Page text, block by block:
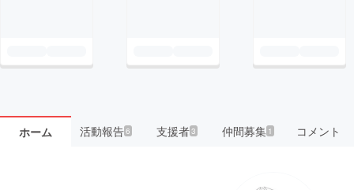
ホーム 活動報告6 支援者3 仲間募集 1 コメント